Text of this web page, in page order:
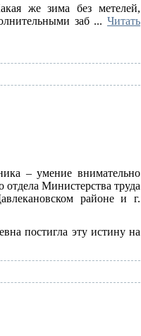
же зима без метелей,
заб ...Читать
– умение внимательно
отдела Министерства труда
районе и г.
постигла эту истину на